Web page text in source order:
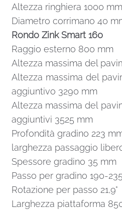
Altezza ringhiera 1000 mm
Diametro corrimano 40
Rondo Zink Smart 160
Raggio esterno 800 mm
Altezza massima del
Altezza massima del
aggiuntivo 3290 mm
Altezza massima del
aggiuntivi 3525 mm
Profondità gradino 223
larghezza passaggio
Spessore gradino 35 mm
Passo per gradino 190-
Rotazione per passo 21,9°
Larghezza piattaforma